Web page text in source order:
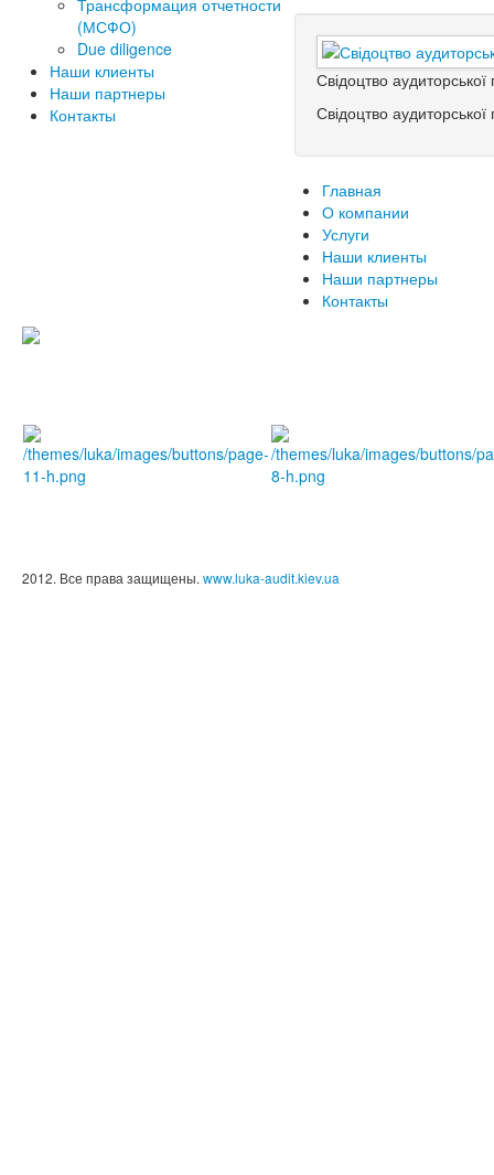
Трансформация отчетности
(МСФО)
Due diligence
Наши клиенты
Наши партнеры
Контакты
Свідоцтво
Свідоцтво
Главная
О компании
Услуги
Наши клиенты
Наши партнеры
Контакты
2012. Все права защищены. www.luka-audit.kiev.ua